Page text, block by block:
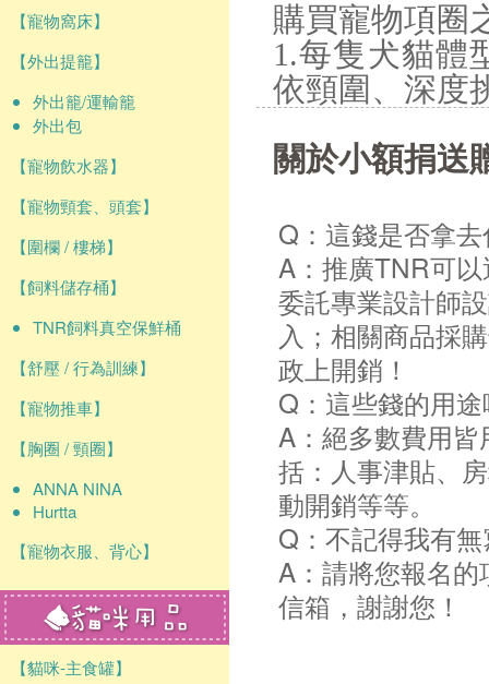
【寵物窩床】
【外出提籠】
外出籠/運輸籠
外出包
【寵物飲水器】
【寵物頸套、頭套】
【圍欄 / 樓梯】
【飼料儲存桶】
TNR飼料真空保鮮桶
【舒壓 / 行為訓練】
【寵物推車】
【胸圈 / 頸圈】
ANNA NINA
Hurtta
【寵物衣服、背心】
【貓咪-主食罐】
購買寵物項圈
1.每隻犬貓體
依頸圍、深度
關於小額捐送
Q：這錢是否拿
A：推廣TNR可
委託專業設計師
入；相關商品採
政上開銷！
Q：這些錢的用
A：絕多數費用
括：人事津貼、
動開銷等等。
Q：不記得我有
A：請將您報名
信箱，謝謝您！